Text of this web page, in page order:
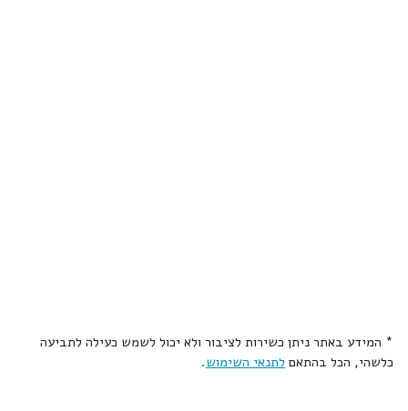
* המידע באתר ניתן כשירות לציבור ולא יכול לשמש כעילה לתביעה
כלשהי, הכל בהתאם לתנאי השימוש.